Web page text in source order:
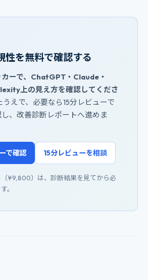
性を無料で確認する
ーで、ChatGPT・Claude・
上の見え方を確認してくださ
えで、必要なら15分レビューで
、改善診断レポートへ進めま
で確認 15分レビューを相談
¥9,800）は、診断結果を見てから必
。